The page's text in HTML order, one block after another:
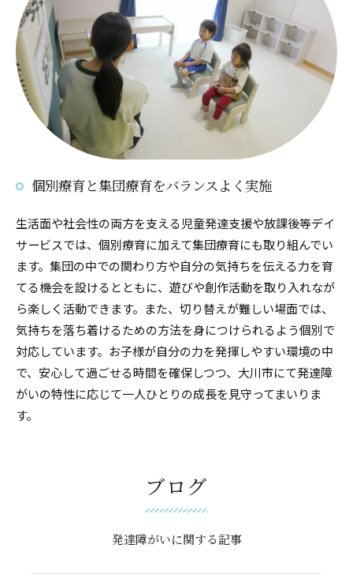
個別療育と集団療育をバランスよく実施
生活面や社会性の両方を支える児童発達支援や放課後等デイ
サービスでは、個別療育に加えて集団療育にも取り組んでい
ます。集団の中での関わり方や自分の気持ちを伝える力を育
てる機会を設けるとともに、遊びや創作活動を取り入れなが
ら楽しく活動できます。また、切り替えが難しい場面では、
気持ちを落ち着けるための方法を身につけられるよう個別で
対応しています。お子様が自分の力を発揮しやすい環境の中
で、安心して過ごせる時間を確保しつつ、大川市にて発達障
がいの特性に応じて一人ひとりの成長を見守ってまいりま
す。
ブログ
発達障がいに関する記事